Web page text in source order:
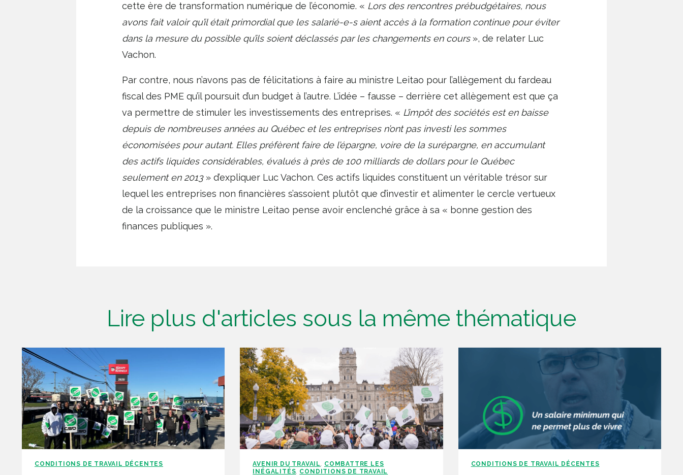
cette ère de transformation numérique de l’économie. « Lors des rencontres prébudgétaires, nous
avons fait valoir qu’il était primordial que les salarié-e-s aient accès à la formation continue pour éviter
dans la mesure du possible qu’ils soient déclassés par les changements en cours», de relater Luc
Vachon.
Par contre, nous n’avons pas de félicitations à faire au ministre Leitao pour l’allègement du fardeau
fiscal des PME qu’il poursuit d’un budget à l’autre. L’idée – fausse – derrière cet allègement est que ça
va permettre de stimuler les investissements des entreprises. « L’impôt des sociétés est en baisse
depuis de nombreuses années au Québec et les entreprises n’ont pas investi les sommes
économisées pour autant. Elles préfèrent faire de l’épargne, voire de la surépargne, en accumulant
des actifs liquides considérables, évalués à près de 100 milliards de dollars pour le Québec
seulement en 2013» d’expliquer Luc Vachon. Ces actifs liquides constituent un véritable trésor sur
lequel les entreprises non financières s’assoient plutôt que d’investir et alimenter le cercle vertueux
de la croissance que le ministre Leitao pense avoir enclenché grâce à sa « bonne gestion des
finances publiques ».
Lire plus d'articles sous la même thématique
CONDITIONS DE TRAVAIL DÉCENTES AVENIR DU TRAVAIL
COMBATTRE LES
INÉGALITÉS CONDITIONS DE TRAVAIL
CONDITIONS DE TRAVAIL DÉCENTES